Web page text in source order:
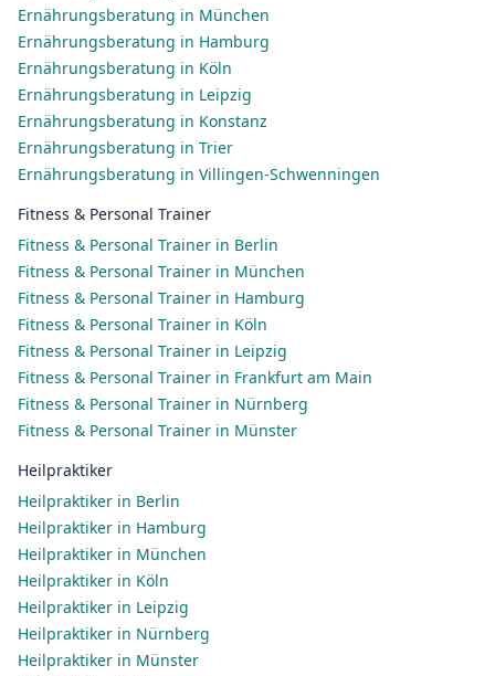
Ernährungsberatung in München
Ernährungsberatung in Hamburg
Ernährungsberatung in Köln
Ernährungsberatung in Leipzig
Ernährungsberatung in Konstanz
Ernährungsberatung in Trier
Ernährungsberatung in Villingen-Schwenningen
Fitness & Personal Trainer
Fitness & Personal Trainer in Berlin
Fitness & Personal Trainer in München
Fitness & Personal Trainer in Hamburg
Fitness & Personal Trainer in Köln
Fitness & Personal Trainer in Leipzig
Fitness & Personal Trainer in Frankfurt am Main
Fitness & Personal Trainer in Nürnberg
Fitness & Personal Trainer in Münster
Heilpraktiker
Heilpraktiker in Berlin
Heilpraktiker in Hamburg
Heilpraktiker in München
Heilpraktiker in Köln
Heilpraktiker in Leipzig
Heilpraktiker in Nürnberg
Heilpraktiker in Münster